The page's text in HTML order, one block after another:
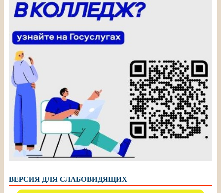
ВЕРСИЯ ДЛЯ СЛАБОВИДЯЩИХ